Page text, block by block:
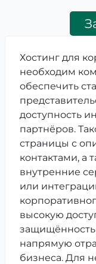
Хостинг для
необходим
обеспечить
доступность
партнёров.
страницы с
контактами, а
внутренние
или
высокую
защищённость
напрямую
бизнеса. Для